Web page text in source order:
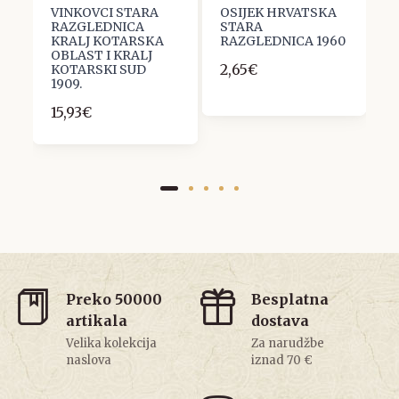
VINKOVCI STARA
RAZGLEDNICA
KRALJ KOTARSKA
OBLAST I KRALJ
KOTARSKI SUD
1909.
15,93€
OSIJEK HRVATSKA
STARA
RAZGLEDNICA 1960
2,65€
Preko 50000
artikala
Velika kolekcija
naslova
Besplatna
dostava
Za narudžbe
iznad 70 €